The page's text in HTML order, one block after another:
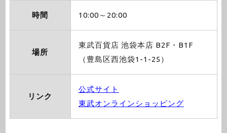
時間 10:00～20:00
場所
東武百貨店 池袋本店 B2F・B1F
（豊島区西池袋1-1-25）
リンク
公式サイト
東武オンラインショッピング